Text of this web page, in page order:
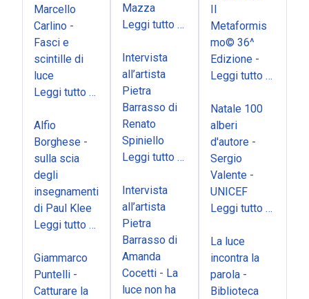
Marcello
Carlino -
Fasci e
scintille di
luce
Leggi tutto …
Alfio
Borghese -
sulla scia
degli
insegnamenti
di Paul Klee
Leggi tutto …
Giammarco
Puntelli -
Catturare la
Mazza
Leggi tutto …
Intervista
all’artista
Pietra
Barrasso di
Renato
Spiniello
Leggi tutto …
Intervista
all’artista
Pietra
Barrasso di
Amanda
Cocetti - La
luce non ha
Il
Metaformis
mo© 36^
Edizione -
Leggi tutto …
Natale 100
alberi
d'autore -
Sergio
Valente -
UNICEF
Leggi tutto …
La luce
incontra la
parola -
Biblioteca